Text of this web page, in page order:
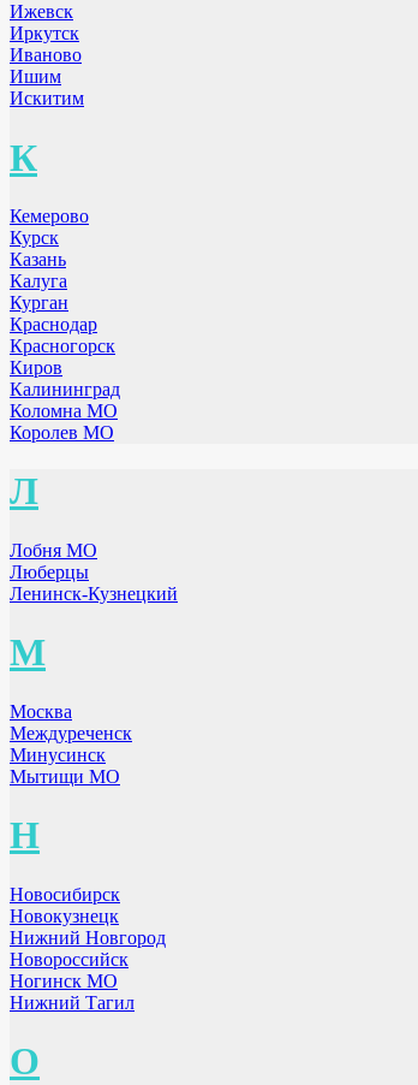
Ижевск
Иркутск
Иваново
Ишим
Искитим
К
Кемерово
Курск
Казань
Калуга
Курган
Краснодар
Красногорск
Киров
Калининград
Коломна МО
Королев МО
Л
Лобня МО
Люберцы
Ленинск-Кузнецкий
М
Москва
Междуреченск
Минусинск
Мытищи МО
Н
Новосибирск
Новокузнецк
Нижний Новгород
Новороссийск
Ногинск МО
Нижний Тагил
О